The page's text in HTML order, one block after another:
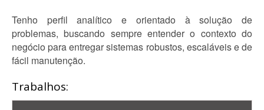
Tenho perfil analítico e orientado à solução de
problemas, buscando sempre entender o contexto do
negócio para entregar sistemas robustos, escaláveis e de
fácil manutenção.
Trabalhos: